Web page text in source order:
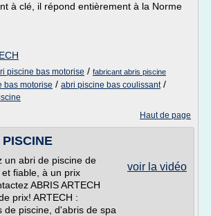
à clé, il répond entièrement à la Norme
piscine bas motorise / fabricant abris piscine
bas motorise / abri piscine bas coulissant/
Haut de page
voir la vidéo
un abri de piscine de
fiable, à un prix
ABRIS ARTECH
prix! ARTECH :
de piscine, d'abris de spa